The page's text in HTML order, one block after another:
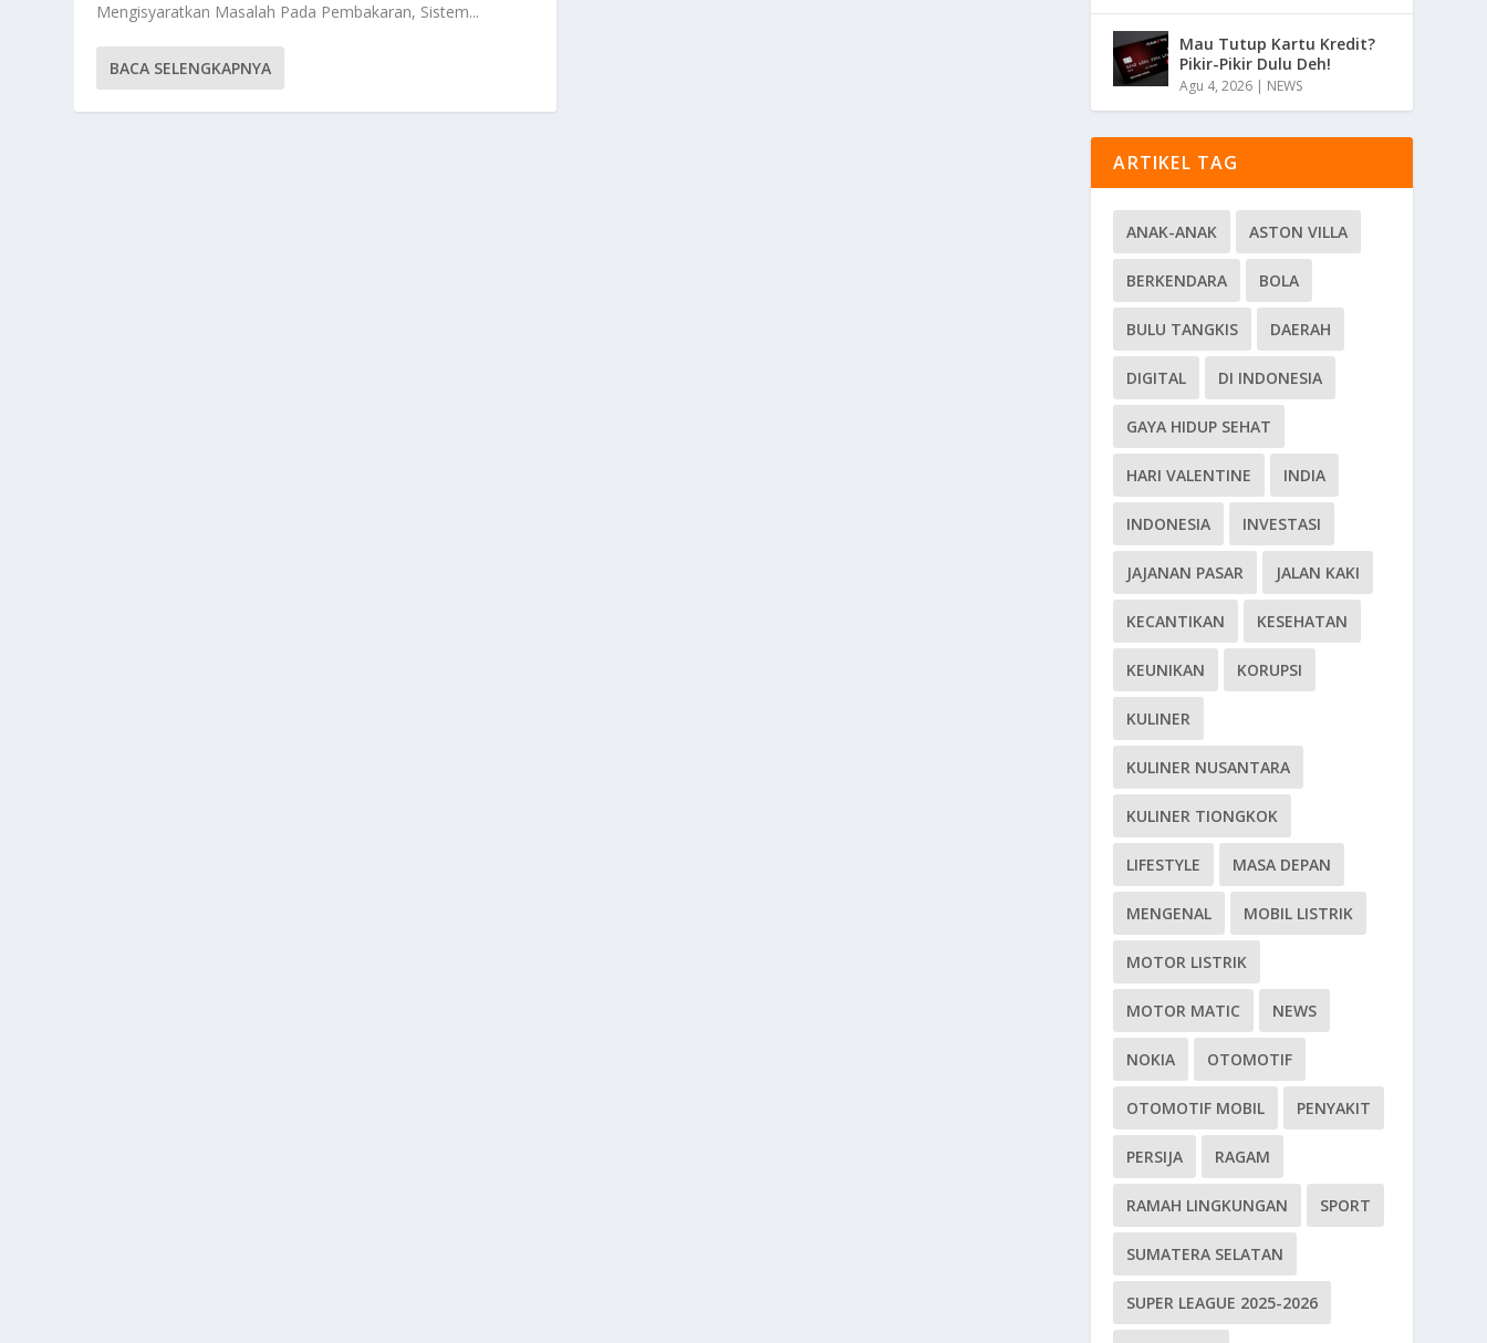
Mengisyaratkan Masalah Pada Pembakaran, Sistem...
BACA SELENGKAPNYA
Mau Tutup Kartu Kredit?
Pikir-Pikir Dulu Deh!
Agu 4, 2026 | NEWS
ARTIKEL TAG
ANAK-ANAK ASTON VILLA
BERKENDARA BOLA
BULU TANGKIS DAERAH
DIGITAL DI INDONESIA
GAYA HIDUP SEHAT
HARI VALENTINE INDIA
INDONESIA INVESTASI
JAJANAN PASAR JALAN KAKI
KECANTIKAN KESEHATAN
KEUNIKAN KORUPSI
KULINER
KULINER NUSANTARA
KULINER TIONGKOK
LIFESTYLE MASA DEPAN
MENGENAL MOBIL LISTRIK
MOTOR LISTRIK
MOTOR MATIC NEWS
NOKIA OTOMOTIF
OTOMOTIF MOBIL PENYAKIT
PERSIJA RAGAM
RAMAH LINGKUNGAN SPORT
SUMATERA SELATAN
SUPER LEAGUE 2025-2026